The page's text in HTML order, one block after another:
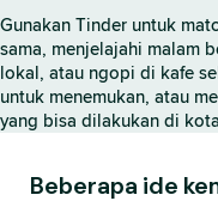
Gunakan Tinder untuk
sama, menjelajahi malam
lokal, atau ngopi di kafe
untuk menemukan, atau
yang bisa dilakukan di
Beberapa ide